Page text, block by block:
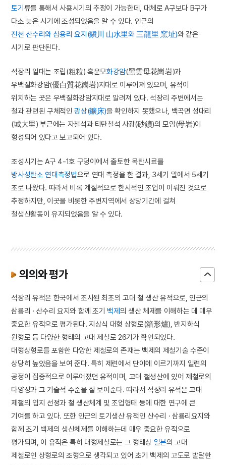
토기류를 통해서 사용시기의 추정이 가능한데, 대체로 A구보다 B구가
다소 늦은 시기에 조성되었음을 알 수 있다. 인근의
진천 산수리와 삼용리 요지(鎭川 山水里와 三龍里 窯址)와 같은
시기로 판단된다.
석장리 일대는 조립(粗粒) 흑운모화강암(黑雲母花崗岩)과
우백질화강암(優白質花崗岩)지대로 이루어져 있으며, 유적이
위치하는 곳은 우백질화강암지대로 알려져 있다. 석장리 주변에서는
철과 관련된 구체적인광상(鑛床)을 확인하지 못했으나, 백곡면 성대리
(城大里) 부근에는 자철석과 티탄철석 사광(砂鑛)의 모암(母岩)이
형성되어 있다고 보고되어 있다.
조성시기는 A구 4-1호 구덩이에서 출토한 목탄시료를
방사성탄소 연대측정법으로 연대 측정을 한 결과, 3세기 말에서 5세기
초로 나왔다. 따라서 비록 계절적으로 한시적인 조업이 이뤄진 것으로
추정하지만, 이곳을 비롯한 주변지역에서 상당기간에 걸쳐
철생산활동이 유지되었음을 알 수 있다.
의의와 평가
석장리 유적은 한국에서 조사된 최초의 고대 철 생산 유적으로, 인근의
삼룡리 · 산수리 요지와 함께 초기 백제의 생산 체제를 이해하는 데 매우
중요한 유적으로 평가된다. 지상식 대형 상형로(箱形爐), 반지하식
원형로 등 다양한 형태의 고대 제철로 26기가 확인되었다.
대형상형로를 포함한 다양한 제철로의 존재는 백제의 제철기술 수준이
상당히 높았음을 보여 준다. 특히 제련에서 단야에 이르기까지 일련의
공정이 집중적으로 이루어졌던 유적이며, 고대 철생산에 있어 제철로의
다양성과 그 기술적 수준을 잘 보여준다. 따라서 석장리 유적은 고대
제철의 입지 선정과 철 생산체계 및 조업형태 등에 대한 연구에 큰
기여를 하고 있다. 또한 인근의 토기생산 유적인 산수리 · 삼룡리요지와
함께 초기 백제의 생산체제를 이해하는데 매우 중요한 유적으로
평가되며, 이 유적은 특히 대형제철로는 그 형태상 일본의 고대
제철로인 상형로의 조형으로 생각되고 있어 초기 백제의 고도로 발달한